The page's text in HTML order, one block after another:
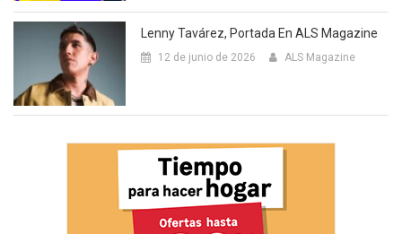
Lenny Tavárez, Portada En ALS Magazine
12 de junio de 2026 ALS Magazine